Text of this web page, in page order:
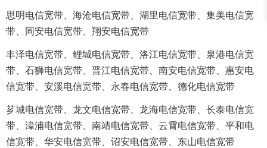
思明电信宽带、海沧电信宽带、湖里电信宽带、集美电信宽
带、同安电信宽带、翔安电信宽带
丰泽电信宽带、鲤城电信宽带、洛江电信宽带、泉港电信宽
带、石狮电信宽带、晋江电信宽带、南安电信宽带、惠安电
信宽带、安溪电信宽带、永春电信宽带、德化电信宽带
芗城电信宽带、龙文电信宽带、龙海电信宽带、长泰电信宽
带、漳浦电信宽带、南靖电信宽带、云霄电信宽带、平和电
信宽带、华安电信宽带、诏安电信宽带、东山电信宽带